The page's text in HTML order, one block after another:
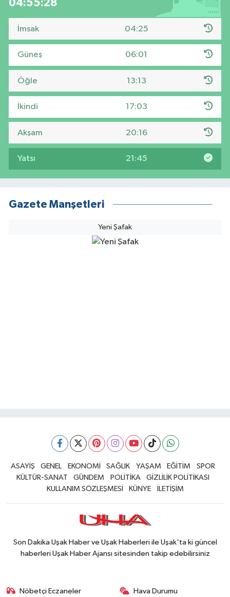
04:55:27
İmsak 04:25
Güneş 06:01
Öğle 13:13
İkindi 17:03
Akşam 20:16
Yatsı 21:45
Gazete Manşetleri
Yeni Şafak
ASAYİŞ GENEL EKONOMİ SAĞLIK YAŞAM EĞİTİM
SPOR
KÜLTÜR-SANAT
GÜNDEM POLİTİKA
GİZLİLİK POLİTİKASI
KULLANIM SÖZLEŞMESİ
KÜNYE İLETİŞİM
Son Dakika Uşak Haber ve Uşak Haberleri ile Uşak'ta ki güncel
haberleri Uşak Haber Ajansı sitesinden takip edebilirsiniz
Nöbetçi Eczaneler Hava Durumu